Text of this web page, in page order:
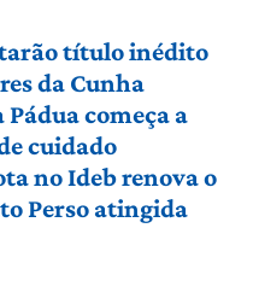
título inédito
da Cunha
começa a
cuidado
no Ideb renova o
Perso atingida